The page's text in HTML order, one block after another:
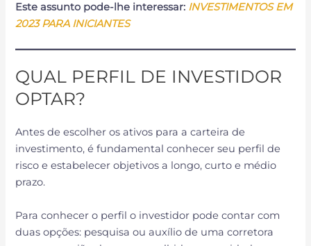
Este assunto pode-lhe interessar: INVESTIMENTOS EM
2023 PARA INICIANTES
QUAL PERFIL DE INVESTIDOR
OPTAR?
Antes de escolher os ativos para a carteira de
investimento, é fundamental conhecer seu perfil de
risco e estabelecer objetivos a longo, curto e médio
prazo.
Para conhecer o perfil o investidor pode contar com
duas opções: pesquisa ou auxílio de uma corretora